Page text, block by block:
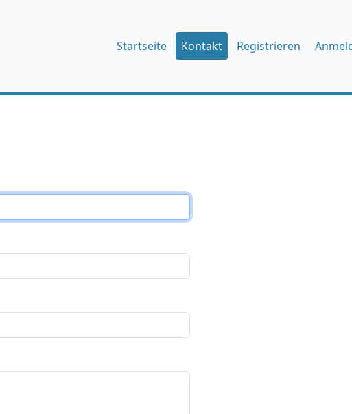
Startseite Kontakt Registrieren